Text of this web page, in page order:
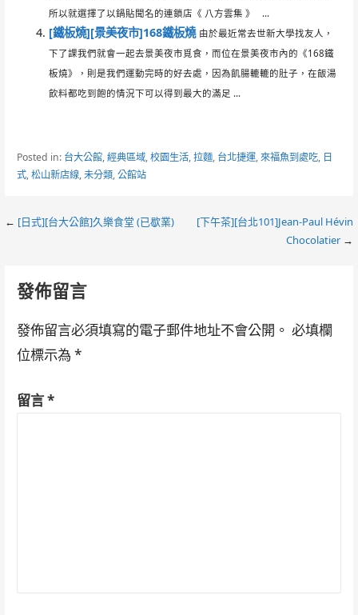
所以就選擇了以鍋貼聞名的連鎖店《 八方雲集 》 ...
[鐵板燒][景美夜市]168鐵板燒 由於最近常去世新大學找友人，
下了課我們就會一起去景美夜市覓食，而位在景美夜市內的《168鐵
板燒》，則是我們運動完時的好去處，因為飢腸轆轆的肚子，在飯湯
飲料都吃到飽的情況下可以得到最大的滿足 ...
Posted in: 台大公館,經典區域,校園生活,拉麵, 台北捷運,來福魚到處吃, 日
式,松山新店線,未分類,公館站
Post
← [日式][台大公館]久樂食堂 (已歇業)
[下午茶][台北101]Jean-Paul Hévin
Chocolatier→
發佈留言
發佈留言必須填寫的電子郵件地址不會公開。 必填欄
位標示為 *
留言*